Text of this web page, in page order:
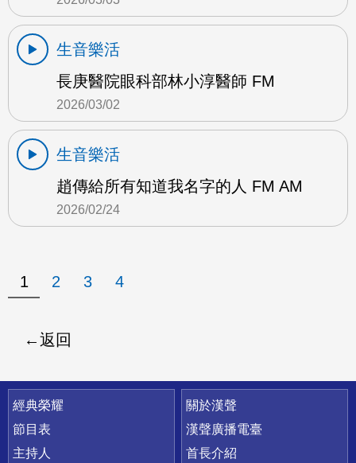
生音樂活
長庚醫院眼科部林小淳醫師 FM
2026/03/02
生音樂活
趙傳給所有知道我名字的人 FM AM
2026/02/24
1 2 3 4
返回
快速連結
經典榮耀
節目表
主持人
關於漢聲
漢聲廣播電臺
首長介紹